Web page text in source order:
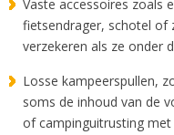
Vaste accessoires zoals
fietsendrager, schotel of
verzekeren als ze onder
Losse kampeerspullen,
soms de inhoud van de
of campinguitrusting